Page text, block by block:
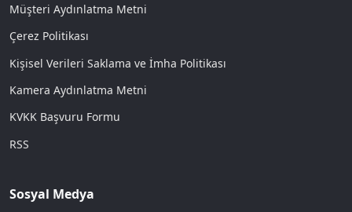
Müşteri Aydınlatma Metni
Çerez Politikası
Kişisel Verileri Saklama ve İmha Politikası
Kamera Aydınlatma Metni
KVKK Başvuru Formu
RSS
Sosyal Medya